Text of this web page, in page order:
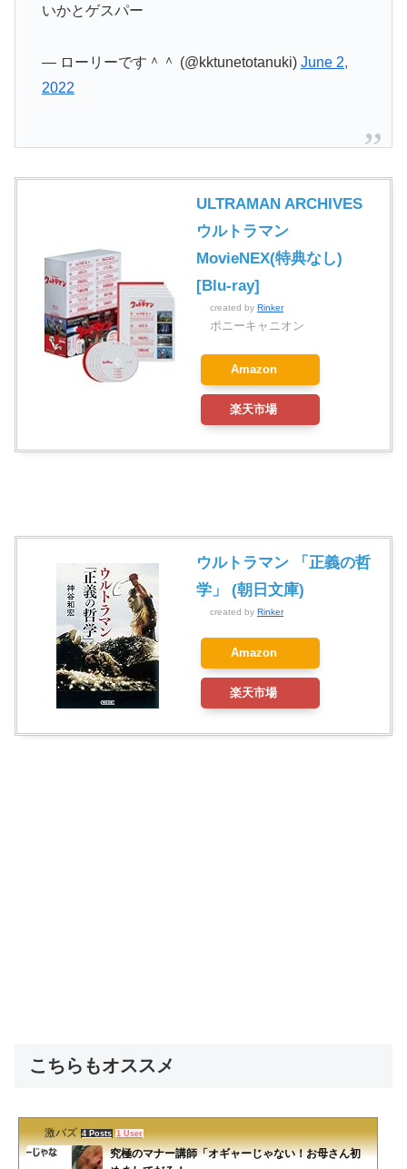
いかとゲスパー
— ローリーです＾＾ (@kktunetotanuki) June 2,
2022
ULTRAMAN ARCHIVES
ウルトラマン
MovieNEX(特典なし)
[Blu-ray]
created by Rinker
ポニーキャニオン
Amazon
楽天市場
ウルトラマン 「正義の哲
学」 (朝日文庫)
created by Rinker
Amazon
楽天市場
こちらもオススメ
激バズ 4 Posts 1 User
究極のマナー講師「オギャーじゃない！お母さん初